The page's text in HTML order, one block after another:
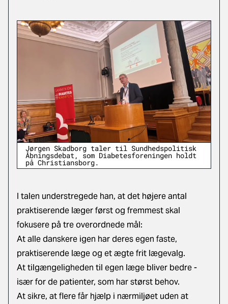
Jørgen Skadborg taler til Sundhedspolitisk
Åbningsdebat, som Diabetesforeningen holdt
på Christiansborg.
I talen understregede han, at det højere antal
praktiserende læger først og fremmest skal
fokusere på tre overordnede mål:
At alle danskere igen har deres egen faste,
praktiserende læge og et ægte frit lægevalg.
At tilgængeligheden til egen læge bliver bedre -
især for de patienter, som har størst behov.
At sikre, at flere får hjælp i nærmiljøet uden at